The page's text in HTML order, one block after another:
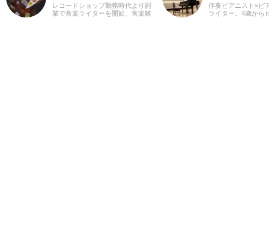
レコードショップ勤務時代より副
業で音楽ライターを開始、音楽雑
伴奏ピアニスト×ピ
ライター。4歳から